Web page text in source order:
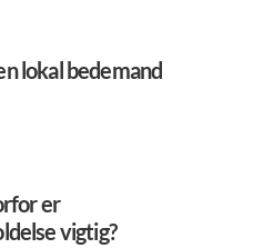
lokal bedemand
er
vigtig?